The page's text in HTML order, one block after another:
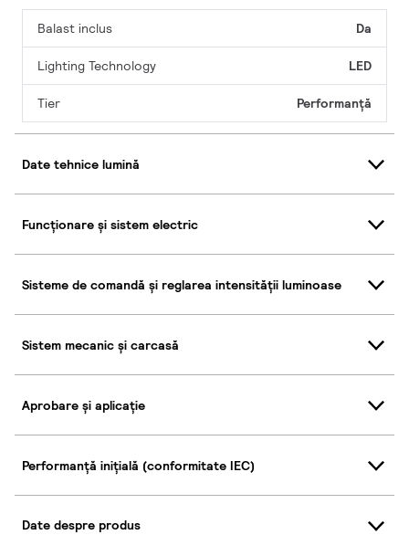
Balast inclus Da
Lighting Technology LED
Tier Performanță
Date tehnice lumină
Funcționare și sistem electric
Sisteme de comandă și reglarea intensității luminoase
Sistem mecanic și carcasă
Aprobare și aplicație
Performanță inițială (conformitate IEC)
Date despre produs